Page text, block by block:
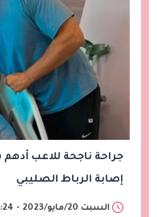
جراحة ناجحة للاعب
إصابة الرباط الصليبي
السبت 20/مايو/2023 - 07:24 م